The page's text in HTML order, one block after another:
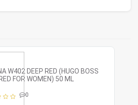
W402 DEEP RED (HUGO BOSS
FOR WOMEN) 50 ML
0